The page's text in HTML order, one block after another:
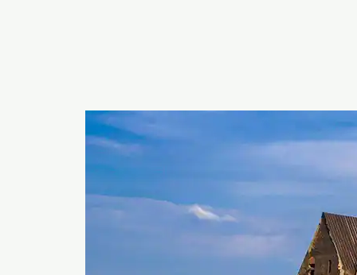
24
uur
Luik:
historische